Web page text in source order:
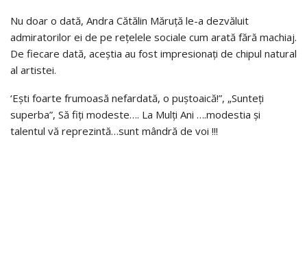
Nu doar o dată, Andra Cătălin Măruță le-a dezvăluit
admiratorilor ei de pe rețelele sociale cum arată fără machiaj.
De fiecare dată, aceștia au fost impresionați de chipul natural
al artistei.
‘Ești foarte frumoasă nefardată, o puștoaică!”, „Sunteți
superba”, Să fiți modeste…. La Mulți Ani ….modestia și
talentul vă reprezintă…sunt mândră de voi !!!